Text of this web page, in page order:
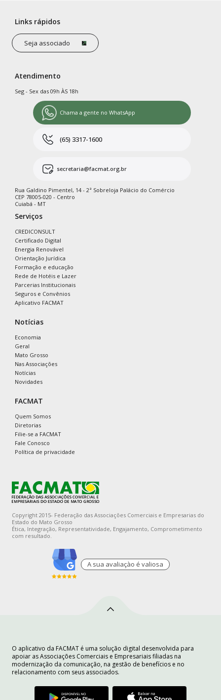
Links rápidos
Seja associado
Atendimento
Seg - Sex das 09h ÀS 18h
Chama a gente no WhatsApp
(65) 3317-1600
secretaria@facmat.org.br
Rua Galdino Pimentel, 14 - 2ª Sobreloja Palácio do Comércio
CEP 78005-020 - Centro
Cuiabá - MT
Serviços
CREDICONSULT
Certificado Digital
Energia Renovável
Orientação Jurídica
Formação e educação
Rede de Hotéis e Lazer
Parcerias Institucionais
Seguros e Convênios
Aplicativo FACMAT
Notícias
Economia
Geral
Mato Grosso
Nas Associações
Notícias
Novidades
FACMAT
Quem Somos
Diretorias
Filie-se a FACMAT
Fale Conosco
Política de privacidade
Copyright 2015- Federação das Associações Comerciais e Empresarias do
Estado do Mato Grosso
Ética, Integração, Representatividade, Engajamento, Comprometimento
com resultado.
A sua avaliaçào é valiosa
O aplicativo da FACMAT é uma solução digital desenvolvida para
apoiar as Associações Comerciais e Empresariais filiadas na
modernização da comunicação, na gestão de benefícios e no
relacionamento com seus associados.